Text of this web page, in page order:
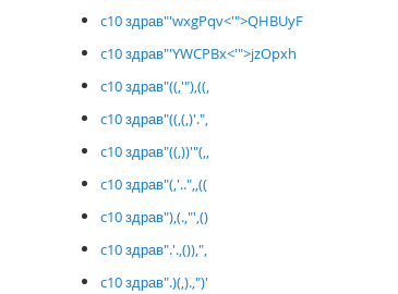
c10 здрав"'wxgPqv<'">QHBUyF
c10 здрав"'YWCPBx<'">jzOpxh
c10 здрав"((,'"),((,
c10 здрав"((,(,)'.",
c10 здрав"((,))'"(,,
c10 здрав"(,'..",,((
c10 здрав"),(.,"',()
c10 здрав".'.,()),",
c10 здрав".)(,).,")'